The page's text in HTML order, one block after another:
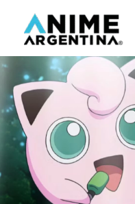
contenido